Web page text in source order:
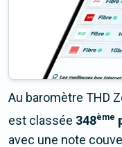
Au baromètre THD
est classée 348ème
avec une note